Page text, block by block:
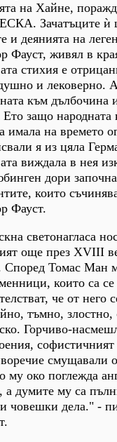
на Хайне,
Зачатъците ѝ
и деянията на
Фауст, живял в
стихия е
и лековерно.
към дълбочина
защо народната
имала на времето
я из цяла
виждала в нея
дори
които
Фауст.
светонагласа
още през XVIII
Според Томас Ман
които са
че от него
тъмно,
Горчиво-
смущавали
му око поглежда
а думите му са
човешки дела." -